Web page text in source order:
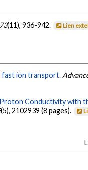
73(11), 936-942. Lien
fast ion transport.
Conductivity with
(5), 2102939 (8 pages).